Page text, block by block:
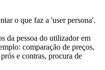
o que faz a 'user persona'.
da pessoa do utilizador em
comparação de preços,
e contras, procura de